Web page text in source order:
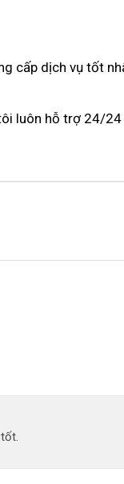
cấp dịch vụ tốt
luôn hỗ trợ 24/24